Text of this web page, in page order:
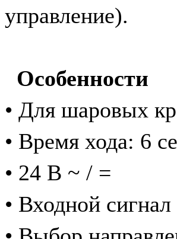
управление).
Особенности
• Для шаровых
• Время хода: 6
• 24 В ~ / =
• Входной